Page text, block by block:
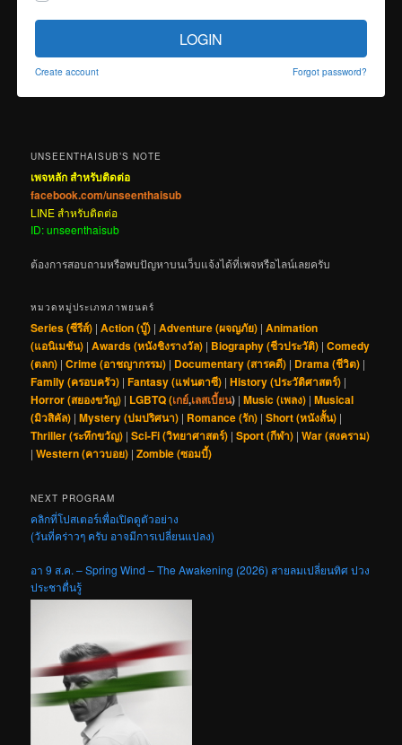
LOGIN
Create account Forgot password?
UNSEENTHAISUB’S NOTE
เพจหลัก สำหรับติดต่อ
facebook.com/unseenthaisub
LINE สำหรับติดต่อ
ID: unseenthaisub
ต้องการสอบถามหรือพบปัญหาบนเว็บแจ้งได้ที่เพจหรือไลน์เลยครับ
หมวดหมู่ประเภทภาพยนตร์
Series (ซีรีส์) |Action (บู๊) |Adventure (ผจญภัย) |Animation
(แอนิเมชัน) |Awards (หนังชิงรางวัล) | Biography (ชีวประวัติ) |Comedy
(ตลก) |Crime (อาชญากรรม) | Documentary (สารคดี) | Drama (ชีวิต) |
Family (ครอบครัว) |Fantasy (แฟนตาซี) |History (ประวัติศาสตร์) |
Horror (สยองขวัญ) | LGBTQ (เกย์,เลสเบี้ยน) |Music (เพลง) |Musical
(มิวสิคัล) |Mystery (ปมปริศนา) | Romance (รัก) |Short (หนังสั้น) |
Thriller (ระทึกขวัญ) |Sci-Fi (วิทยาศาสตร์) |Sport (กีฬา) |War (สงคราม)
|Western (คาวบอย) |Zombie (ซอมบี้)
NEXT PROGRAM
คลิกที่โปสเตอร์เพื่อเปิดดูตัวอย่าง
(วันที่คร่าวๆ ครับ อาจมีการเปลี่ยนแปลง)
อา 9 ส.ค. – Spring Wind – The Awakening (2026) สายลมเปลี่ยนทิศ ปวง
ประชาตื่นรู้